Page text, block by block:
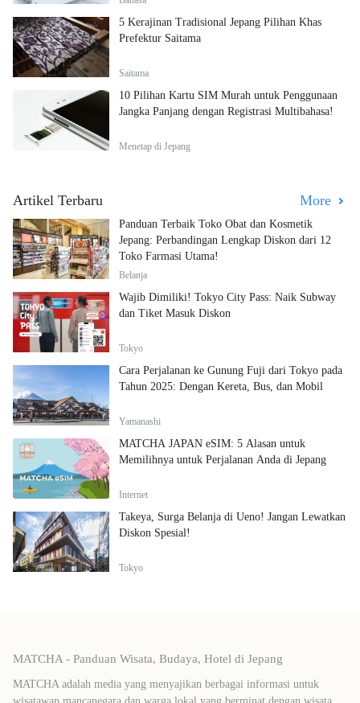
5 Kerajinan Tradisional Jepang Pilihan Khas
Prefektur Saitama
Saitama
10 Pilihan Kartu SIM Murah untuk Penggunaan
Jangka Panjang dengan Registrasi Multibahasa!
Menetap di Jepang
Artikel Terbaru More
Panduan Terbaik Toko Obat dan Kosmetik
Jepang: Perbandingan Lengkap Diskon dari 12
Toko Farmasi Utama!
Belanja
Wajib Dimiliki! Tokyo City Pass: Naik Subway
dan Tiket Masuk Diskon
Tokyo
Cara Perjalanan ke Gunung Fuji dari Tokyo pada
Tahun 2025: Dengan Kereta, Bus, dan Mobil
Yamanashi
MATCHA JAPAN eSIM: 5 Alasan untuk
Memilihnya untuk Perjalanan Anda di Jepang
Internet
Takeya, Surga Belanja di Ueno! Jangan Lewatkan
Diskon Spesial!
Tokyo
MATCHA - Panduan Wisata, Budaya, Hotel di Jepang
MATCHA adalah media yang menyajikan berbagai informasi untuk